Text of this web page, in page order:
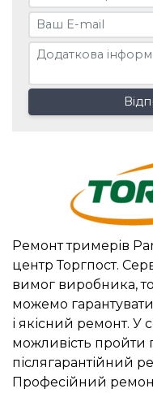
Ремонт тримерів
центр Торгпост.
вимог виробника,
можемо
і якісний ремонт. У
можливість пройти
післягарантійний
Професійний